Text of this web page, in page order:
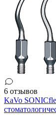
6 отзывов
KaVo